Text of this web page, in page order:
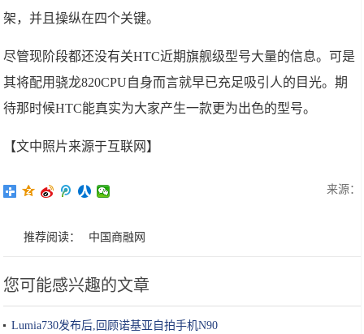
架，并且操纵在四个关键。
尽管现阶段都还没有关HTC近期旗舰级型号大量的信息。可是
其将配用骁龙820CPU自身而言就早已充足吸引人的目光。期
待那时候HTC能真实为大家产生一款更为出色的型号。
【文中照片来源于互联网】
来源：
推荐阅读： 中国商融网
您可能感兴趣的文章
Lumia730发布后,回顾诺基亚自拍手机N90